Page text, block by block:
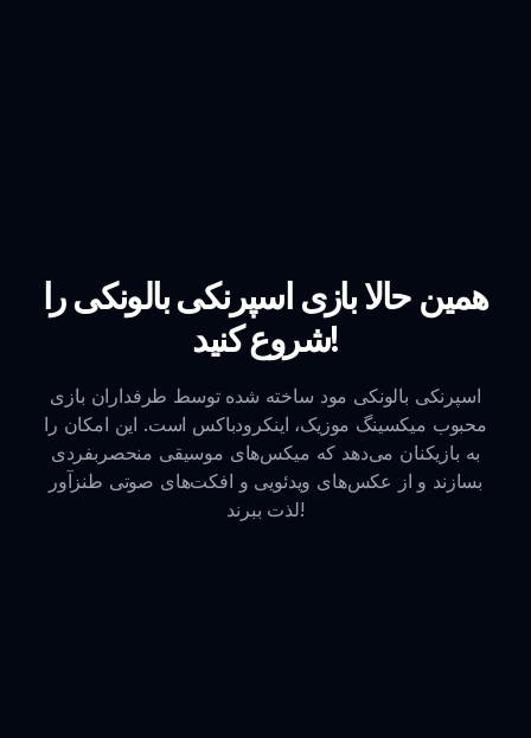
همین حالا بازی اسپرنکی بالونکی را
شروع کنید!
اسپرنکی بالونکی مود ساخته شده توسط طرفداران بازی
محبوب میکسینگ موزیک، اینکرودباکس است. این امکان را
به بازیکنان می‌دهد که میکس‌های موسیقی منحصربفردی
بسازند و از عکس‌های ویدئویی و افکت‌های صوتی طنزآور
لذت ببرند!